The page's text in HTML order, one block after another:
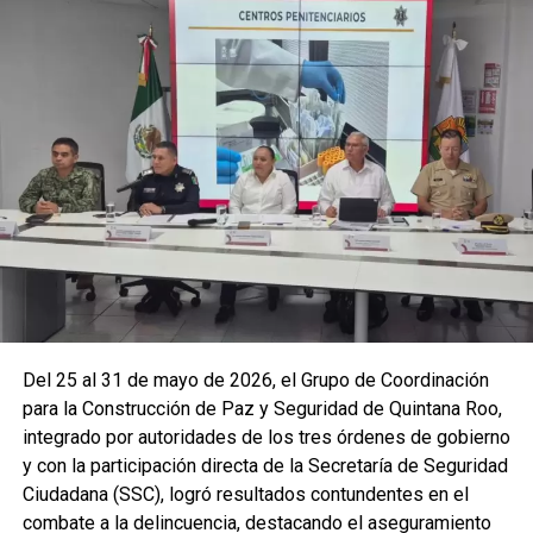
La coordinación tecnológica del C5 y el despliegue
operativo en campo permitieron la recuperación de105
relacionados con reportes de robo o probables
hechos delictivos. Además, se realizaron 24 mil 622
revisiones preventivasa personas y unidades
vehiculares, reforzando la vigilancia en zonas estratégicas
y puntos de alta movilidad.
Del 25 al 31 de mayo de 2026, el Grupo de Coordinación
para la Construcción de Paz y Seguridad de Quintana Roo,
integrado por autoridades de los tres órdenes de gobierno
y con la participación directa de la Secretaría de Seguridad
Ciudadana (SSC), logró resultados contundentes en el
combate a la delincuencia, destacando el aseguramiento